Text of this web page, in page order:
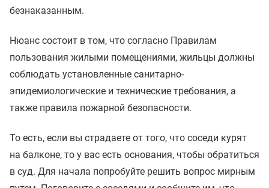
безнаказанным.
Нюанс состоит в том, что согласно Правилам
пользования жилыми помещениями, жильцы должны
соблюдать установленные санитарно-
эпидемиологические и технические требования, а
также правила пожарной безопасности.
То есть, если вы страдаете от того, что соседи курят
на балконе, то у вас есть основания, чтобы обратиться
в суд. Для начала попробуйте решить вопрос мирным